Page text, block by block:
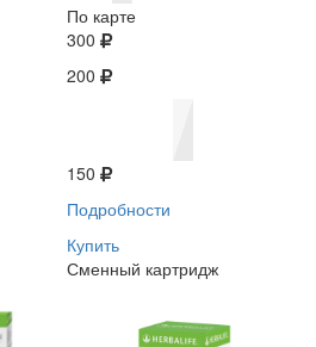
По карте
300
200
150
Подробности
Купить
Сменный картридж